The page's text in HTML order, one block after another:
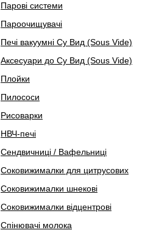
Парові системи
Пароочищувачі
Печі вакуумні Су Вид (Sous Vide)
Аксесуари до Су Вид (Sous Vide)
Плойки
Пилососи
Рисоварки
НВЧ-печі
Сендвичниці / Вафельниці
Соковижималки для цитрусових
Соковижималки шнекові
Соковижималки відцентрові
Спінювачі молока